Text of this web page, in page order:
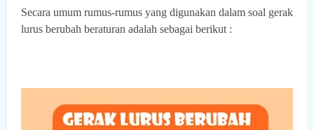
Secara umum rumus-rumus yang digunakan dalam soal gerak
lurus berubah beraturan adalah sebagai berikut :